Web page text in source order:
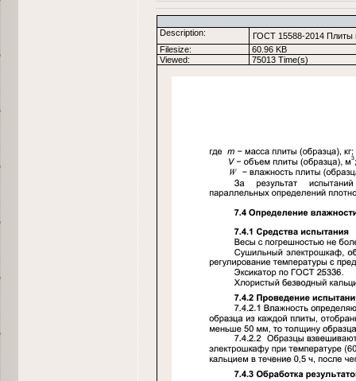
Description:
ГОСТ 15588-2014 Плиты
Filesize:
60.96 KB
Viewed:
75013 Time(s)